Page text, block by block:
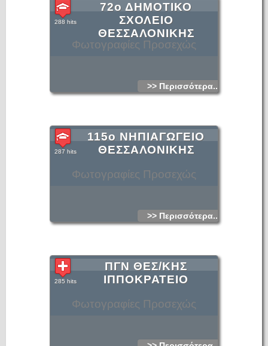
Φωτογραφίες Προσεχώς
72ο ΔΗΜΟΤΙΚΟ
ΣΧΟΛΕΙΟ
ΘΕΣΣΑΛΟΝΙΚΗΣ
288 hits
>> Περισσότερα...
Φωτογραφίες Προσεχώς
115ο ΝΗΠΙΑΓΩΓΕΙΟ
ΘΕΣΣΑΛΟΝΙΚΗΣ
287 hits
>> Περισσότερα...
Φωτογραφίες Προσεχώς
ΠΓΝ ΘΕΣ/ΚΗΣ
ΙΠΠΟΚΡΑΤΕΙΟ
285 hits